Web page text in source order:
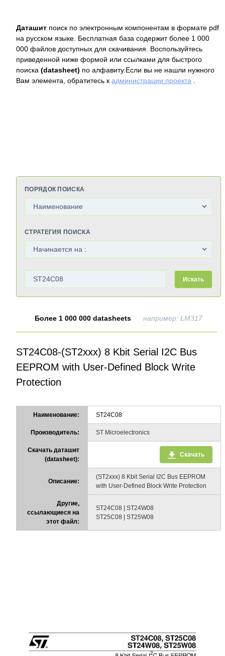
Даташит поиск по электронным компонентам в формате pdf
на русском языке. Бесплатная база содержит более 1 000
000 файлов доступных для скачивания. Воспользуйтесь
приведенной ниже формой или ссылками для быстрого
поиска (datasheet) по алфавиту.Если вы не нашли нужного
Вам элемента, обратитесь к администрации проекта
ПОРЯДОК ПОИСКА
СТРАТЕГИЯ ПОИСКА
Искать
Более 1 000 000 datasheets например: LM317
ST24C08-(ST2xxx) 8 Kbit Serial I2C Bus
EEPROM with User-Defined Block Write
Protection
Наименование: ST24C08
Производитель: ST Microelectronics
Скачать даташит
(datasheet):
Скачать
Описание:
(ST2xxx) 8 Kbit Serial I2C Bus EEPROM
with User-Defined Block Write Protection
Другие,
ссылающиеся на
этот файл:
ST24C08 | ST24W08
ST25C08 | ST25W08